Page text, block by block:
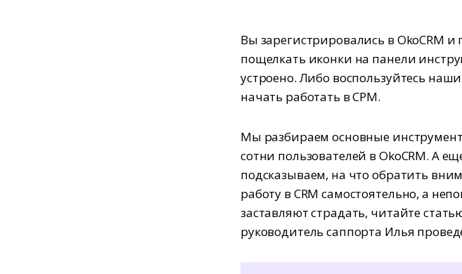
Вы зарегистрировались в OkoCRM
пощелкать иконки на панели
устроено. Либо воспользуйтесь
начать работать в СРМ.
Мы разбираем основные
сотни пользователей в OkoCRM. А
подсказываем, на что обратить
работу в CRM самостоятельно, а
заставляют страдать, читайте
руководитель саппорта Илья